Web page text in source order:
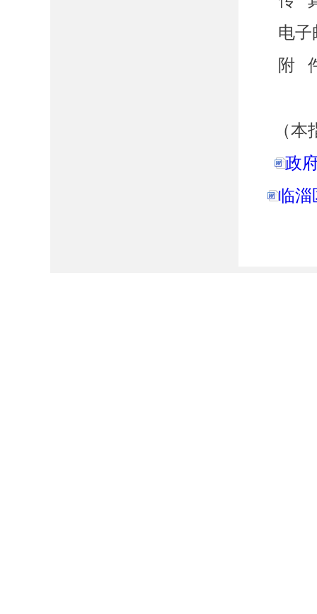
电子
附
（
政
临淄